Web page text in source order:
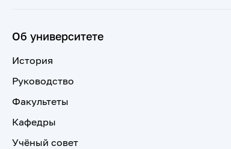
Об университете
История
Руководство
Факультеты
Кафедры
Учёный совет